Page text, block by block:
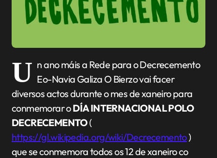
U n ano máis a Rede para o Decrecemento
Eo-Navia Galiza O Bierzo vai facer
diversos actos durante o mes de xaneiro para
conmemorar oDÍA INTERNACIONAL POLO
DECRECEMENTO(
https://gl.wikipedia.org/wiki/Decrecemento)
que se conmemora todos os 12 de xaneiro co